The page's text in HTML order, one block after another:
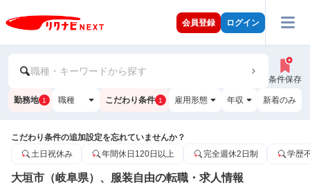
会員登録 ログイン
職種・キーワードから探す
条件保存
勤務地 1 職種 こだわり条件 1 雇用形態 年収 新着のみ
こだわり条件の追加設定を忘れていませんか？
土日祝休み
年間休日120日以上 完全週休2日制 学歴
大垣市（岐阜県）、服装自由の転職・求人情報